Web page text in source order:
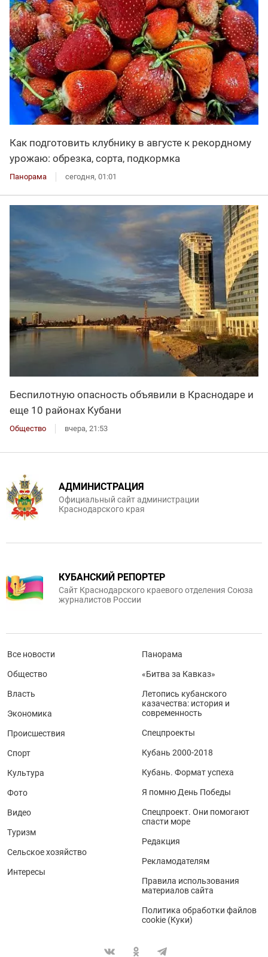
Как подготовить клубнику в августе к рекордному
урожаю: обрезка, сорта, подкормка
Панорама сегодня, 01:01
Беспилотную опасность объявили в Краснодаре и
еще 10 районах Кубани
Общество вчера, 21:53
АДМИНИСТРАЦИЯ
Официальный сайт администрации
Краснодарского края
КУБАНСКИЙ РЕПОРТЕР
Сайт Краснодарского краевого отделения Союза
журналистов России
Все новости
Общество
Власть
Экономика
Происшествия
Спорт
Культура
Фото
Видео
Туризм
Сельское хозяйство
Интересы
Панорама
«Битва за Кавказ»
Летопись кубанского
казачества: история и
современность
Спецпроекты
Кубань 2000-2018
Кубань. Формат успеха
Я помню День Победы
Спецпроект. Они помогают
спасти море
Редакция
Рекламодателям
Правила использования
материалов сайта
Политика обработки файлов
cookie (Куки)